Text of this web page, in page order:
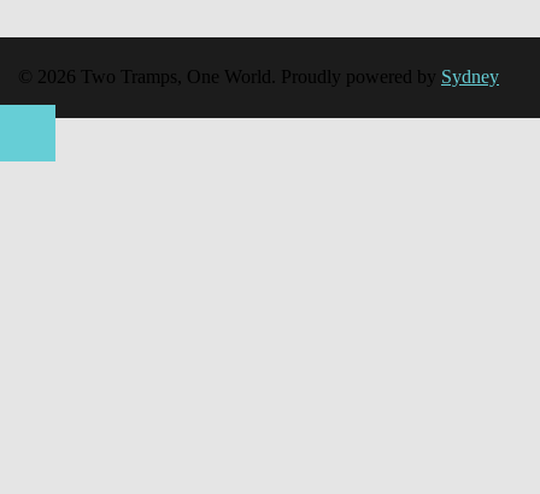
© 2026 Two Tramps, One World. Proudly powered by Sydney